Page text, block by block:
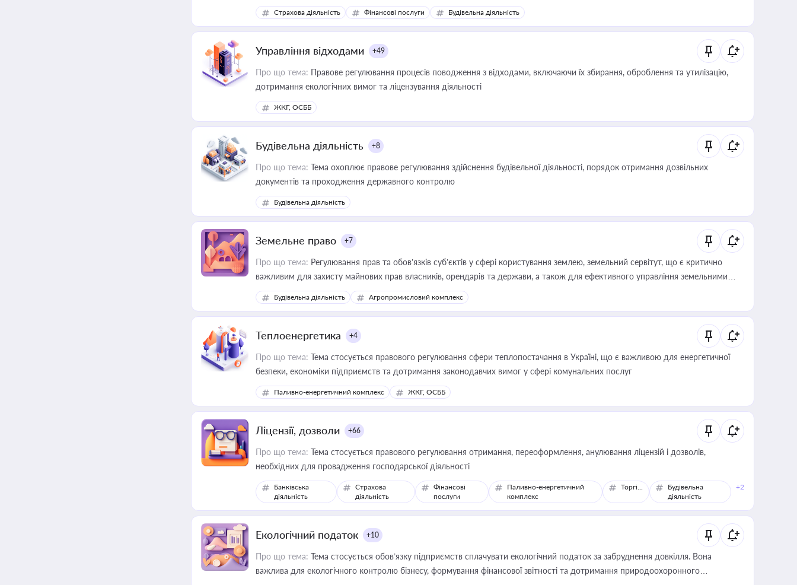
медійних змін у цій сфері корисне для власника бізнесу, керівника, юриста або бухгалтера під час оподаткування,
приватизації, оренди державного майна, корпоративних угод і перевірки статусу суб'єктів оціночної діяльності
Страхова діяльність Фінансові послуги Будівельна діяльність
Управління відходами +49
Про що тема: Правове регулювання процесів поводження з відходами, включаючи їх збирання, оброблення та утилізацію,
дотримання екологічних вимог та ліцензування діяльності
ЖКГ, ОСББ
Будівельна діяльність +8
Про що тема: Тема охоплює правове регулювання здійснення будівельної діяльності, порядок отримання дозвільних
документів та проходження державного контролю
Будівельна діяльність
Земельне право +7
Про що тема: Регулювання прав та обов’язків суб’єктів у сфері користування землею, земельний сервітут, що є критично
важливим для захисту майнових прав власників, орендарів та держави, а також для ефективного управління земельними
ресурсами
Будівельна діяльність Агропромисловий комплекс
Теплоенергетика +4
Про що тема: Тема стосується правового регулювання сфери теплопостачання в Україні, що є важливою для енергетичної
безпеки, економіки підприємств та дотримання законодавчих вимог у сфері комунальних послуг
Паливно-енергетичний комплекс ЖКГ, ОСББ
Ліцензії, дозволи +66
Про що тема: Тема стосується правового регулювання отримання, переоформлення, анулювання ліцензій і дозволів,
необхідних для провадження господарської діяльності
Банківська
діяльність
Страхова
діяльність
Фінансові
послуги
Паливно-енергетичний
комплекс
Торгівля
Будівельна
діяльність
+2
Екологічний податок +10
Про що тема: Тема стосується обов’язку підприємств сплачувати екологічний податок за забруднення довкілля. Вона
важлива для екологічного контролю бізнесу, формування фінансової звітності та дотримання природоохоронного